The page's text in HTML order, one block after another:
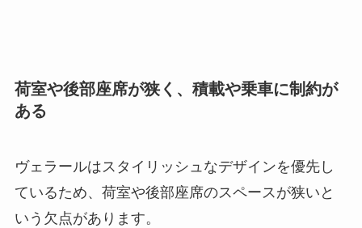
荷室や後部座席が狭く、積載や乗車に制約が
ある
ヴェラールはスタイリッシュなデザインを優先し
ているため、荷室や後部座席のスペースが狭いと
いう欠点があります。